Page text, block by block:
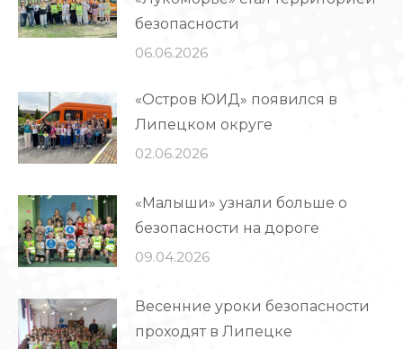
безопасности
06.06.2026
«Остров ЮИД» появился в
Липецком округе
02.06.2026
«Малыши» узнали больше о
безопасности на дороге
09.04.2026
Весенние уроки безопасности
проходят в Липецке